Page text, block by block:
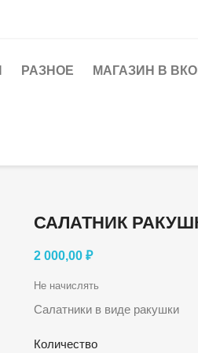
РАЗНОЕ МАГАЗИН В
САЛАТНИК
2 000,00 ₽
Не начислять
Салатники в виде ракушки
Количество